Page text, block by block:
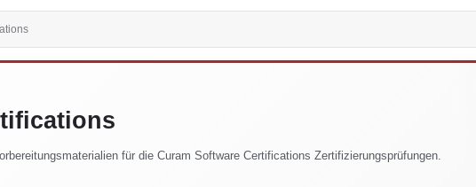
für die Curam Software Certifications Zertifizierungsprüfungen.